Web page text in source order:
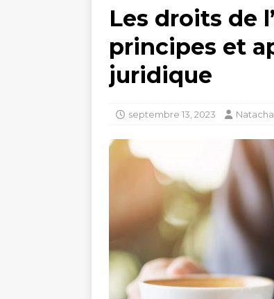
Les droits de
principes et
juridique
septembre 13, 2023